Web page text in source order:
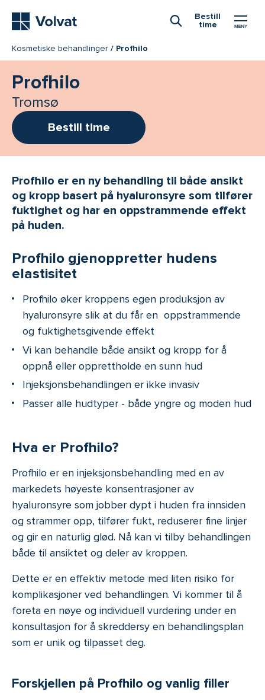
Bestill
time
Kosmetiske behandlinger Profhilo
Profhilo
Tromsø
Bestill time
Profhilo er en ny behandling til både ansikt
og kropp basert på hyaluronsyre som tilfører
fuktighet og har en oppstrammende effekt
på huden.
Profhilo gjenoppretter hudens
elastisitet
Profhilo øker kroppens egen produksjon av
hyaluronsyre slik at du får en oppstrammende
og fuktighetsgivende effekt
Vi kan behandle både ansikt og kropp for å
oppnå eller opprettholde en sunn hud
Injeksjonsbehandlingen er ikke invasiv
Passer alle hudtyper - både yngre og moden hud
Hva er Profhilo?
Profhilo er en injeksjonsbehandling med en av
markedets høyeste konsentrasjoner av
hyaluronsyre som jobber dypt i huden fra innsiden
og strammer opp, tilfører fukt, reduserer fine linjer
og gir en naturlig glød. Nå kan vi tilby behandlingen
både til ansiktet og deler av kroppen.
Dette er en effektiv metode med liten risiko for
komplikasjoner ved behandlingen. Vi kommer til å
foreta en nøye og individuell vurdering under en
konsultasjon for å skreddersy en behandlingsplan
som er unik og tilpasset deg.
Forskjellen på Profhilo og vanlig filler